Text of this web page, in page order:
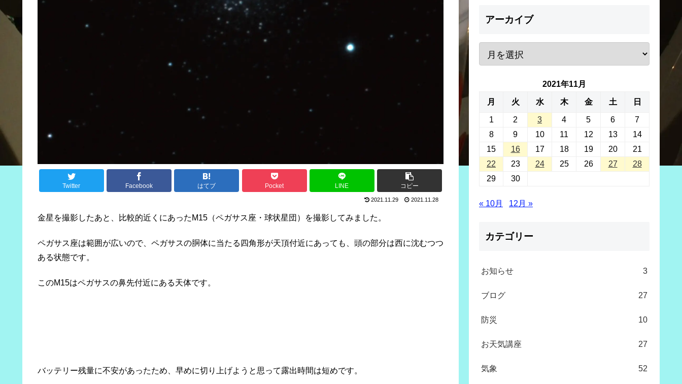
Twitter Facebook はてブ Pocket LINE コピー
2021.11.29 2021.11.28
金星を撮影したあと、比較的近くにあったM15（ペガサス座・球状星団）を撮影してみました。
ペガサス座は範囲が広いので、ペガサスの胴体に当たる四角形が天頂付近にあっても、頭の部分は西に沈むつつ
ある状態です。
このM15はペガサスの鼻先付近にある天体です。
バッテリー残量に不安があったため、早めに切り上げようと思って露出時間は短めです。
アーカイブ
2021年11月
月 火 水 木 金 土 日
1 2 3 4 5 6
7
8
9 10 11 12 13
14
15
16 17 18 19 20
21
22
23 24 25 26 27
28
29
30
« 10月 12月 »
カテゴリー
お知らせ 3
ブログ 27
防災 10
お天気講座 27
気象 52